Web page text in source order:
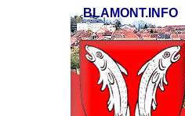
BLAMONT.INFO